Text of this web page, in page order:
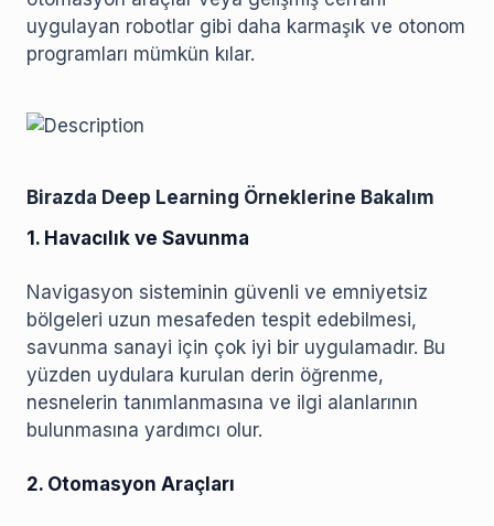
uygulayan robotlar gibi daha karmaşık ve otonom
programları mümkün kılar.
Birazda Deep Learning Örneklerine Bakalım
1. Havacılık ve Savunma
Navigasyon sisteminin güvenli ve emniyetsiz
bölgeleri uzun mesafeden tespit edebilmesi,
savunma sanayi için çok iyi bir uygulamadır. Bu
yüzden uydulara kurulan derin öğrenme,
nesnelerin tanımlanmasına ve ilgi alanlarının
bulunmasına yardımcı olur.
2. Otomasyon Araçları